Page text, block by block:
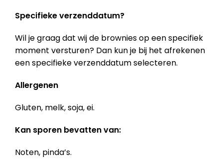
Specifieke verzenddatum?
Wil je graag dat wij de brownies op een specifiek
moment versturen? Dan kun je bij het afrekenen
een specifieke verzenddatum selecteren.
Allergenen
Gluten, melk, soja, ei.
Kan sporen bevatten van:
Noten, pinda’s.